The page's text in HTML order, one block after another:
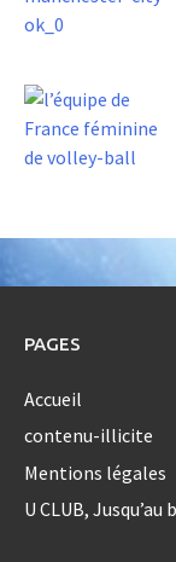
PAGES
Accueil
contenu-illicite
Mentions légales
U CLUB,